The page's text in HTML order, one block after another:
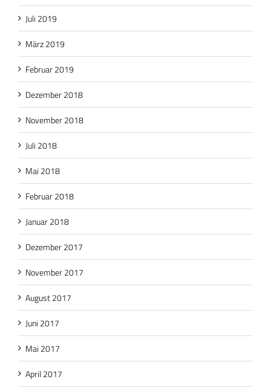
Juli 2019
März 2019
Februar 2019
Dezember 2018
November 2018
Juli 2018
Mai 2018
Februar 2018
Januar 2018
Dezember 2017
November 2017
August 2017
Juni 2017
Mai 2017
April 2017